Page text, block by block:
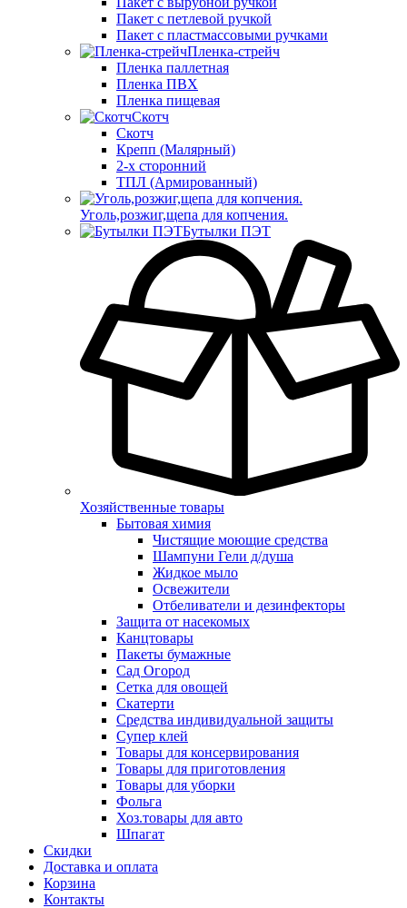
Пакет с петлевой ручкой
Пакет с пластмассовыми ручками
Пленка-стрейч
Пленка паллетная
Пленка ПВХ
Пленка пищевая
Скотч
Скотч
Крепп (Малярный)
2-х сторонний
ТПЛ (Армированный)
Уголь,розжиг,щепа для копчения.
Бутылки ПЭТ
Хозяйственные товары
Бытовая химия
Чистящие моющие средства
Шампуни Гели д/душа
Жидкое мыло
Освежители
Отбеливатели и дезинфекторы
Защита от насекомых
Канцтовары
Пакеты бумажные
Сад Огород
Сетка для овощей
Скатерти
Средства индивидуальной защиты
Супер клей
Товары для консервирования
Товары для приготовления
Товары для уборки
Фольга
Хоз.товары для авто
Шпагат
Скидки
Доставка и оплата
Корзина
Контакты